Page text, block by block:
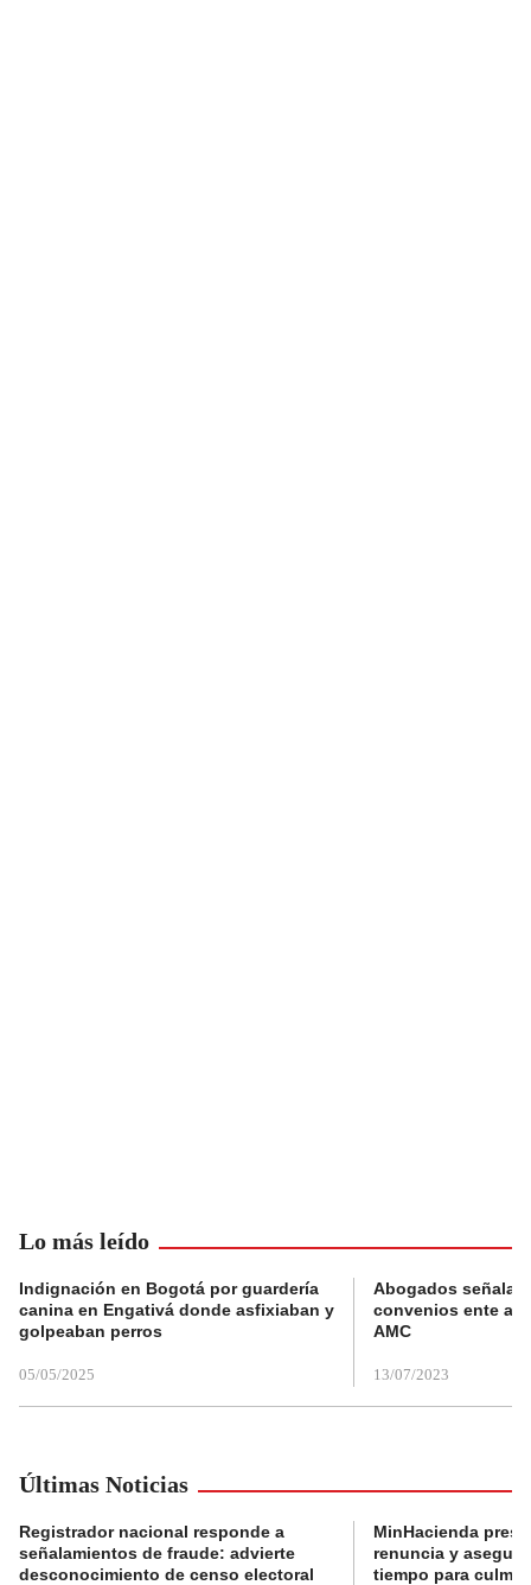
Lo más leído
Indignación en Bogotá por guardería
canina en Engativá donde asfixiaban y
golpeaban perros
05/05/2025
Abogados
convenios ente
AMC
13/07/2023
Últimas Noticias
Registrador nacional responde a
señalamientos de fraude: advierte
desconocimiento de censo electoral
MinHacienda
renuncia y
tiempo para